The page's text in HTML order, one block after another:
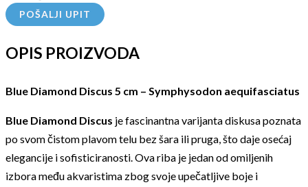
POŠALJI UPIT
OPIS PROIZVODA
Blue Diamond Discus 5 cm – Symphysodon aequifasciatus
Blue Diamond Discus je fascinantna varijanta diskusa poznata
po svom čistom plavom telu bez šara ili pruga, što daje osećaj
elegancije i sofisticiranosti. Ova riba je jedan od omiljenih
izbora među akvaristima zbog svoje upečatljive boje i